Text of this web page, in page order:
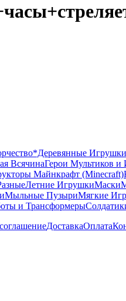
*Деревянные Игрушки
ВсячинаГерои Мультиков и
Майнкрафт (Minecraft)
Летние ИгрушкиМаски
Мыльные ПузыриМягкие
и Трансформеры
ДоставкаОплата